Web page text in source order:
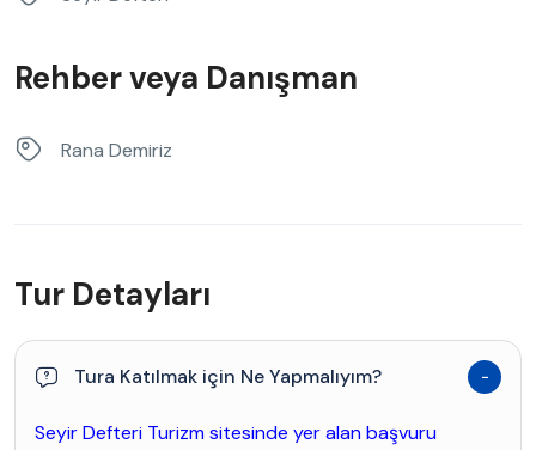
Rehber veya Danışman
Rana Demiriz
Tur Detayları
Tura Katılmak için Ne Yapmalıyım?
Seyir Defteri Turizm sitesinde yer alan başvuru